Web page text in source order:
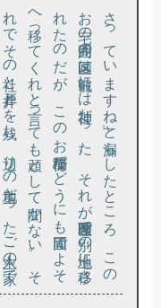
さ
お宅
れ
へ移
れ
お世話
う